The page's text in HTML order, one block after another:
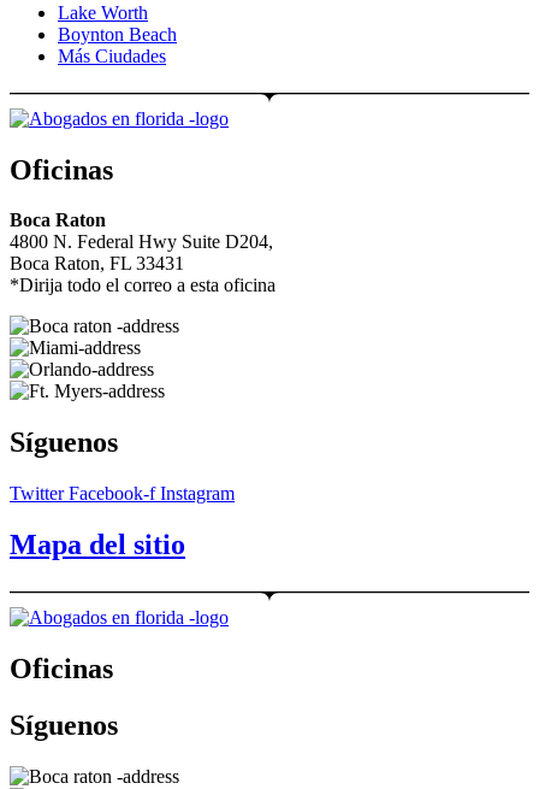
Lake Worth
Boynton Beach
Más Ciudades
Oficinas
Boca Raton
4800 N. Federal Hwy Suite D204,
Boca Raton, FL 33431
*Dirija todo el correo a esta oficina
Síguenos
Twitter Facebook-f Instagram
Mapa del sitio
Oficinas
Síguenos